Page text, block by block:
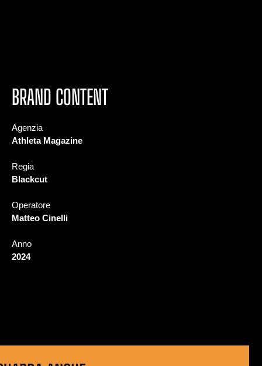
BRAND CONTENT
Agenzia
Athleta Magazine
Regia
Blackcut
Operatore
Matteo Cinelli
Anno
2024